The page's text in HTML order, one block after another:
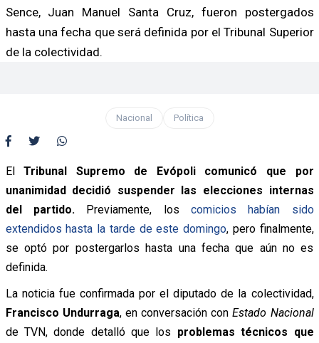
Sence, Juan Manuel Santa Cruz, fueron postergados
hasta una fecha que será definida por el Tribunal Superior
de la colectividad.
Nacional Política
ElTribunal Supremo de Evópoli comunicó que por
unanimidad decidió suspender las elecciones internas
del partido. Previamente, los comicios habían sido
extendidos hasta la tarde de este domingo, pero finalmente,
se optó por postergarlos hasta una fecha que aún no es
definida.
La noticia fue confirmada por el diputado de la colectividad,
Francisco Undurraga, en conversación conEstado Nacional
de TVN, donde detalló que los problemas técnicos que